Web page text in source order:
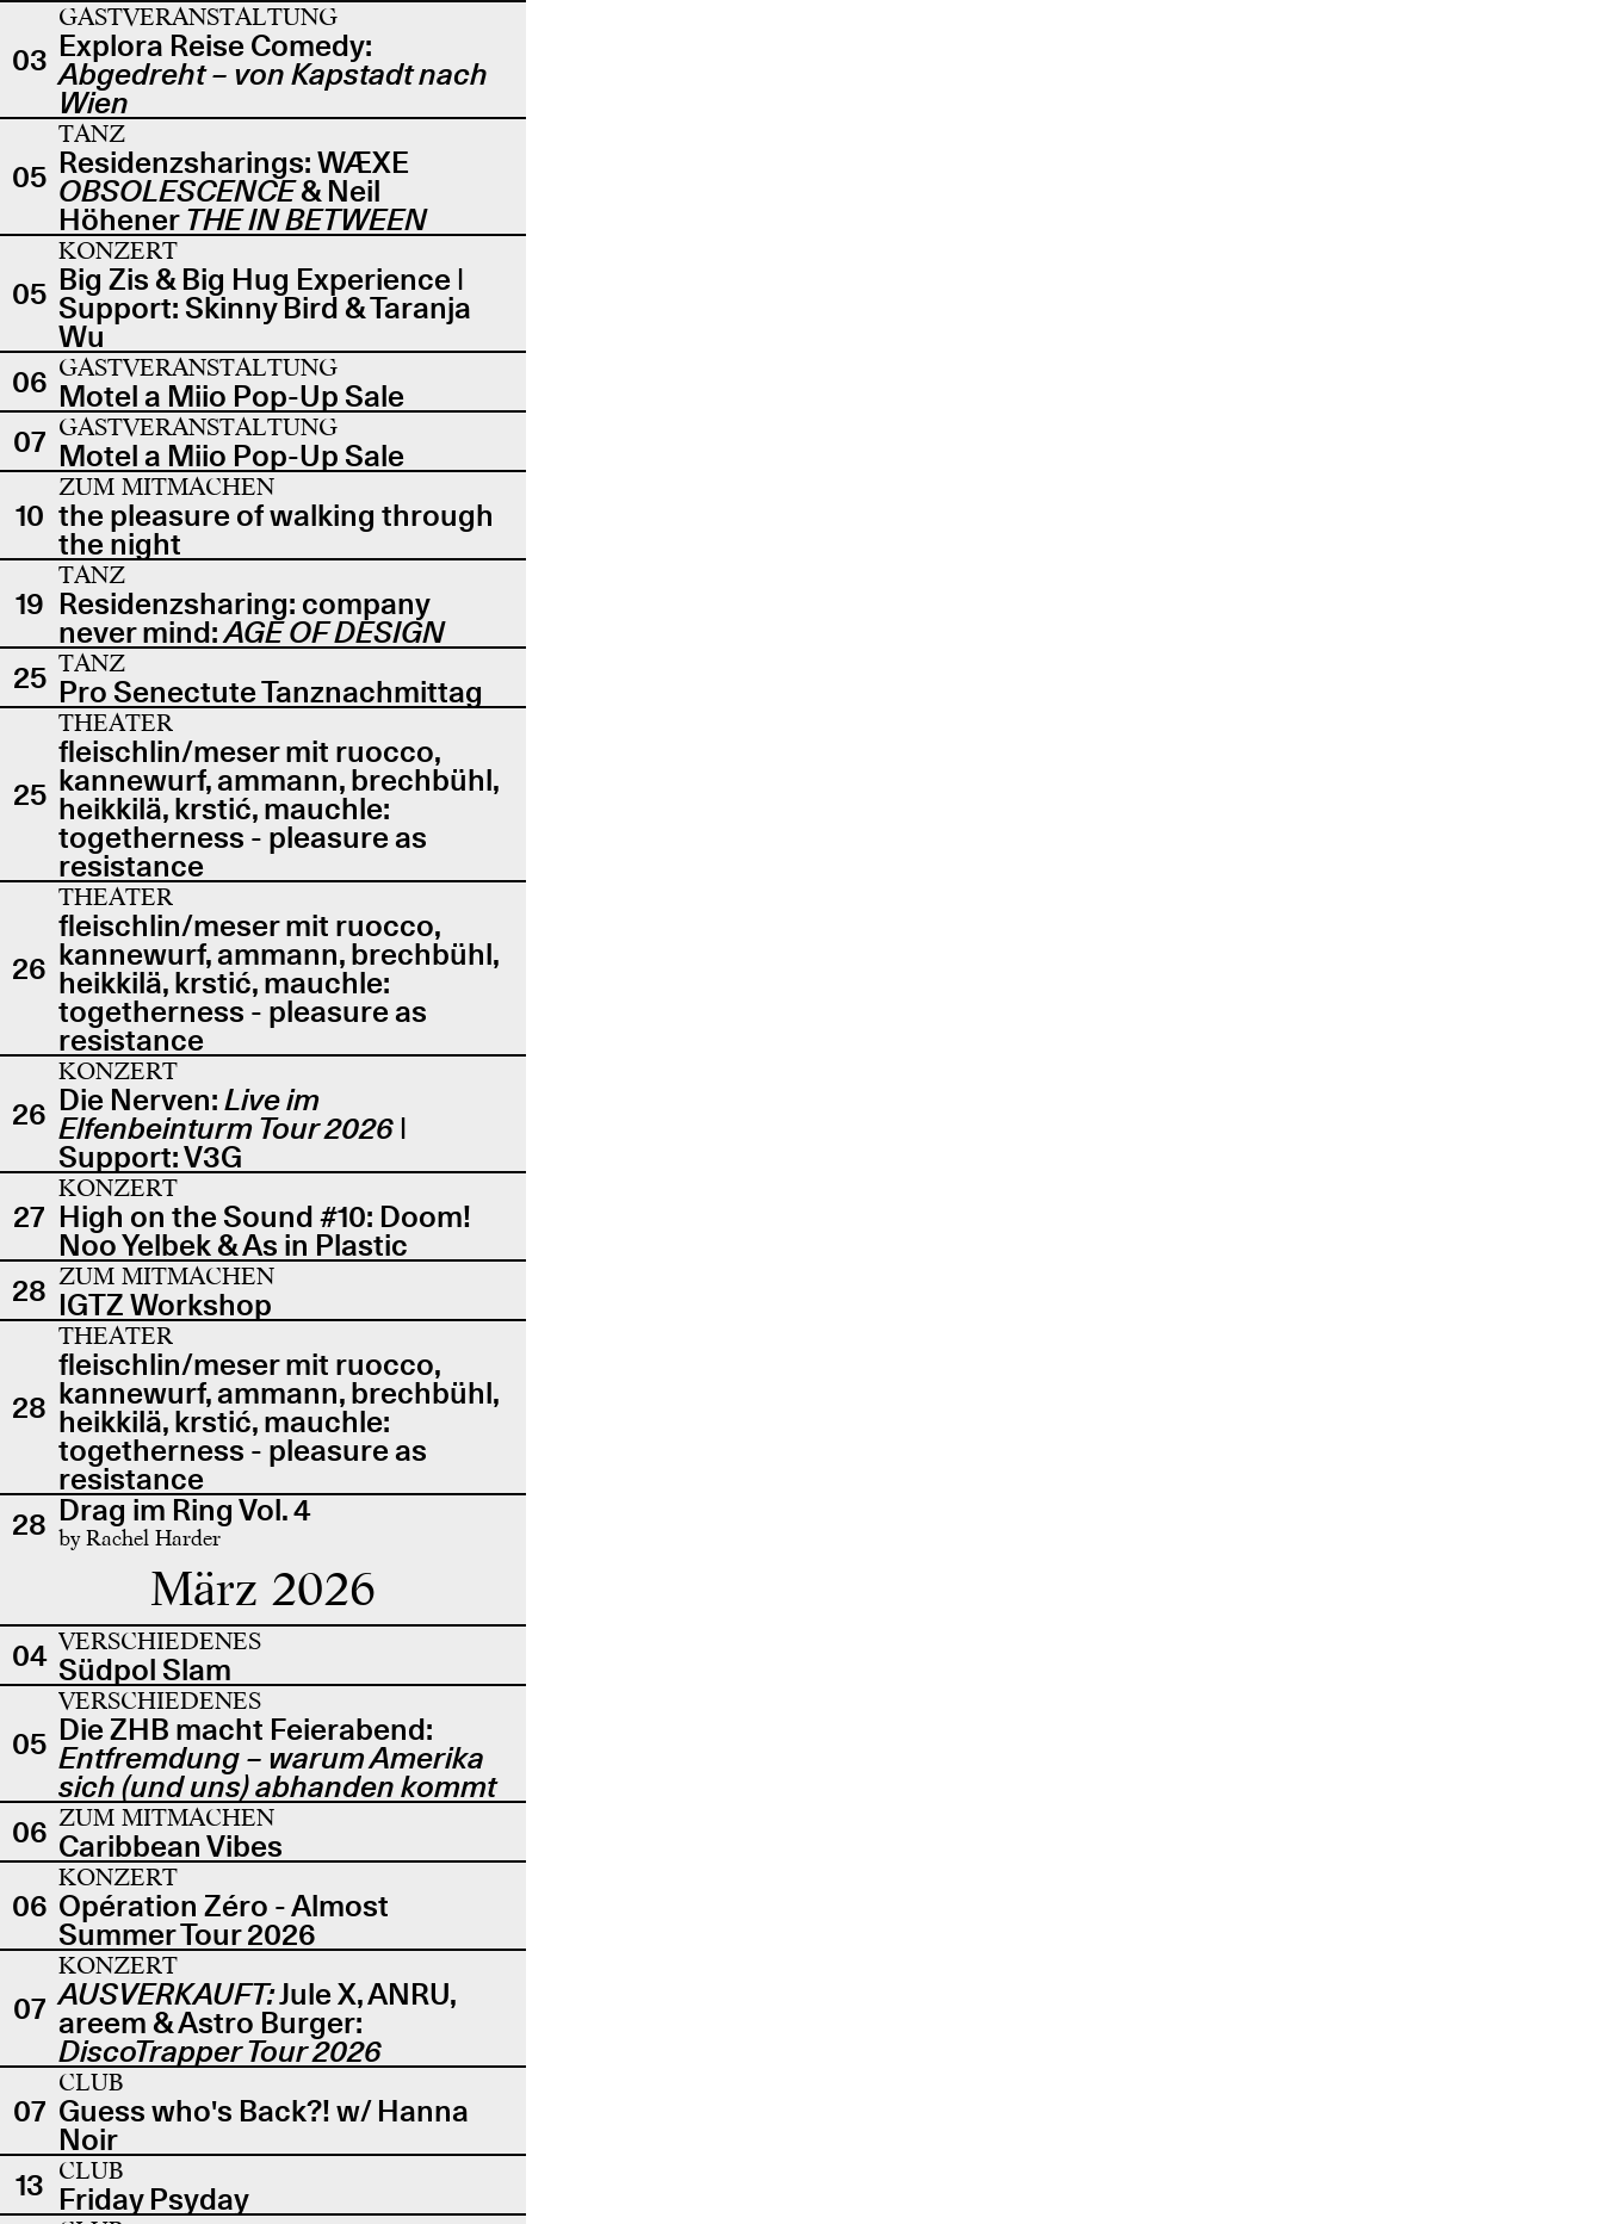
03
GASTVERANSTALTUNG
Explora Reise Comedy:
Abgedreht – von Kapstadt nach
Wien
05
TANZ
Residenzsharings: WÆXE
OBSOLESCENCE& Neil
Höhener THE IN BETWEEN
05
KONZERT
Big Zis & Big Hug Experience |
Support: Skinny Bird & Taranja
Wu
06 GASTVERANSTALTUNG
Motel a Miio Pop-Up Sale
07 GASTVERANSTALTUNG
Motel a Miio Pop-Up Sale
10
ZUM MITMACHEN
the pleasure of walking through
the night
19
TANZ
Residenzsharing: company
never mind:AGE OF DESIGN
25 TANZ
Pro Senectute Tanznachmittag
25
THEATER
fleischlin/meser mit ruocco,
kannewurf, ammann, brechbühl,
heikkilä, krstić, mauchle:
togetherness - pleasure as
resistance
26
THEATER
fleischlin/meser mit ruocco,
kannewurf, ammann, brechbühl,
heikkilä, krstić, mauchle:
togetherness - pleasure as
resistance
26
KONZERT
Die Nerven:Live im
Elfenbeinturm Tour 2026 |
Support: V3G
27
KONZERT
High on the Sound #10: Doom!
Noo Yelbek & As in Plastic
28 ZUM MITMACHEN
IGTZ Workshop
28
THEATER
fleischlin/meser mit ruocco,
kannewurf, ammann, brechbühl,
heikkilä, krstić, mauchle:
togetherness - pleasure as
resistance
28 Drag im Ring Vol. 4
by Rachel Harder
März 2026
04 VERSCHIEDENES
Südpol Slam
05
VERSCHIEDENES
Die ZHB macht Feierabend:
Entfremdung – warum Amerika
sich (und uns) abhanden kommt
06 ZUM MITMACHEN
Caribbean Vibes
06
KONZERT
Opération Zéro - Almost
Summer Tour 2026
07
KONZERT
AUSVERKAUFT:Jule X, ANRU,
areem & Astro Burger:
DiscoTrapper Tour 2026
07
CLUB
Guess who's Back?! w/ Hanna
Noir
13 CLUB
Friday Psyday